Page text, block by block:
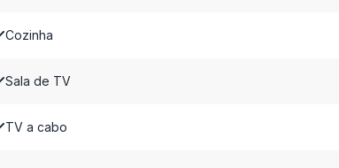
Cozinha
Sala de TV
TV a cabo